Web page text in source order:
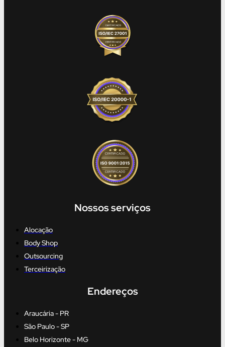
Nossos serviços
Alocação
Body Shop
Outsourcing
Terceirização
Endereços
Araucária - PR
São Paulo - SP
Belo Horizonte - MG